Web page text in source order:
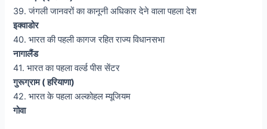
39. जंगली जानवरों का कानूनी अधिकार देने वाला पहला देश
इक्वाडोर
40. भारत की पहली कागज रहित राज्य विधानसभा
नागालैंड
41. भारत का पहला वर्ल्ड पीस सेंटर
गुरूग्राम ( हरियाणा)
42. भारत के पहला अल्कोहल म्यूजियम
गोवा